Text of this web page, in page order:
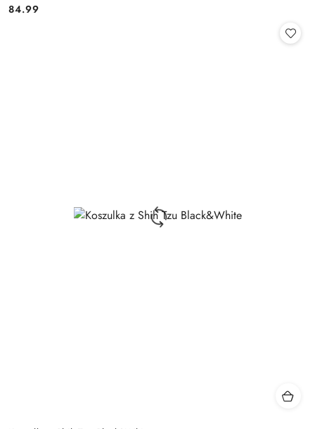
Cena:
84.99